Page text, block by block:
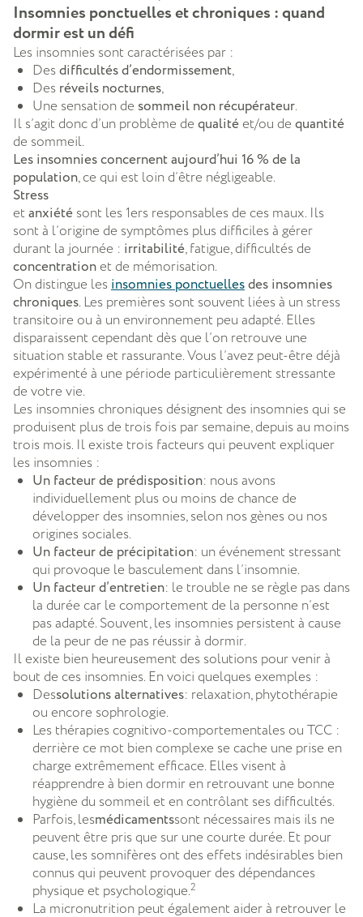
Insomnies ponctuelles et chroniques : quand
dormir est un défi
Les insomnies sont caractérisées par :
Desdifficultés d’endormissement,
Des réveils nocturnes,
Une sensation de sommeil non récupérateur.
Il s’agit donc d’un problème de qualitéet/ou de quantité
de sommeil.
Les insomnies concernent aujourd’hui 16 % de la
population, ce qui est loin d’être négligeable.
Stress
et anxiété sont les 1ers responsables de ces maux. Ils
sont à l’origine de symptômes plus difficiles à gérer
durant la journée : irritabilité, fatigue, difficultés de
concentrationet de mémorisation.
On distingue lesinsomnies ponctuellesdes insomnies
chroniques. Les premières sont souvent liées à un stress
transitoire ou à un environnement peu adapté. Elles
disparaissent cependant dès que l’on retrouve une
situation stable et rassurante. Vous l’avez peut-être déjà
expérimenté à une période particulièrement stressante
de votre vie.
Les insomnies chroniques désignent des insomnies qui se
produisent plus de trois fois par semaine, depuis au moins
trois mois. Il existe trois facteurs qui peuvent expliquer
les insomnies :
Un facteur de prédisposition: nous avons
individuellement plus ou moins de chance de
développer des insomnies, selon nos gènes ou nos
origines sociales.
Un facteur de précipitation: un événement stressant
qui provoque le basculement dans l’insomnie.
Un facteur d’entretien: le trouble ne se règle pas dans
la durée car le comportement de la personne n’est
pas adapté. Souvent, les insomnies persistent à cause
de la peur de ne pas réussir à dormir.
Il existe bien heureusement des solutions pour venir à
bout de ces insomnies. En voici quelques exemples :
Dessolutions alternatives: relaxation, phytothérapie
ou encore sophrologie.
Les thérapies cognitivo-comportementales ou TCC :
derrière ce mot bien complexe se cache une prise en
charge extrêmement efficace. Elles visent à
réapprendre à bien dormir en retrouvant une bonne
hygiène du sommeil et en contrôlant ses difficultés.
Parfois, lesmédicamentssont nécessaires mais ils ne
peuvent être pris que sur une courte durée. Et pour
cause, les somnifères ont des effets indésirables bien
connus qui peuvent provoquer des dépendances
physique et psychologique.2
La micronutrition peut également aider à retrouver le